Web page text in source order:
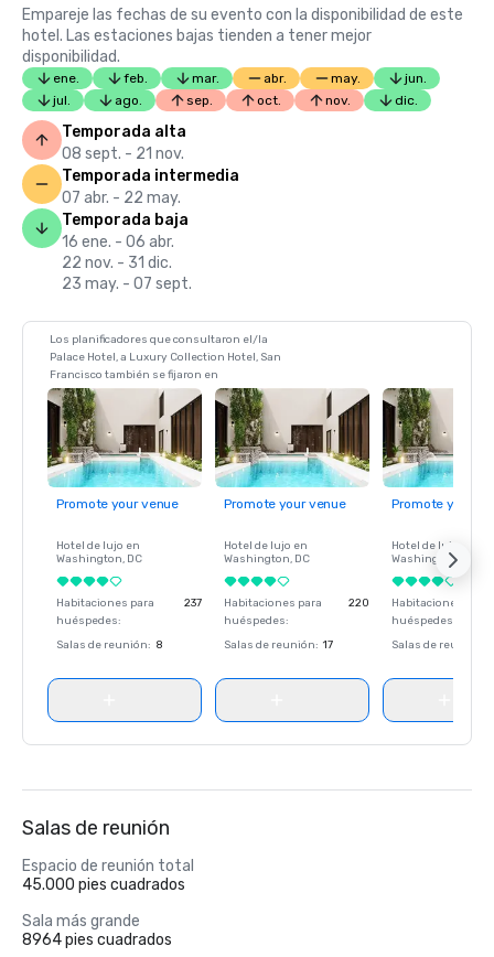
Empareje las fechas de su evento con la disponibilidad de este
hotel. Las estaciones bajas tienden a tener mejor
disponibilidad.
ene. feb. mar. abr. may.
jun.
jul.
ago. sep. oct. nov. dic.
Temporada alta
08 sept. - 21 nov.
Temporada intermedia
07 abr. - 22 may.
Temporada baja
16 ene. - 06 abr.
22 nov. - 31 dic.
23 may. - 07 sept.
Los planificadores que consultaron el/la
Palace Hotel, a Luxury Collection Hotel, San
Francisco también se fijaron en
Promote your venue
Hotel de lujo en
Washington, DC
Habitaciones para
huéspedes:
237
Salas de reunión: 8
Promote your venue
Hotel de lujo en
Washington, DC
Habitaciones para
huéspedes:
220
Salas de reunión: 17
Promote your
Hotel de lujo en
Washington
Habitaciones para
huéspedes
Salas de reunión
Salas de reunión
Espacio de reunión total
45.000 pies cuadrados
Sala más grande
8964 pies cuadrados